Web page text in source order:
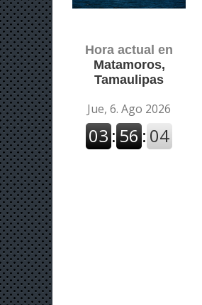
Hora actual en
Matamoros,
Tamaulipas